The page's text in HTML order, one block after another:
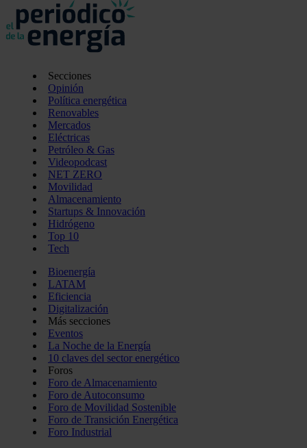
Secciones
Opinión
Política energética
Renovables
Mercados
Eléctricas
Petróleo & Gas
Videopodcast
NET ZERO
Movilidad
Almacenamiento
Startups & Innovación
Hidrógeno
Top 10
Tech
Bioenergía
LATAM
Eficiencia
Digitalización
Más secciones
Eventos
La Noche de la Energía
10 claves del sector energético
Foros
Foro de Almacenamiento
Foro de Autoconsumo
Foro de Movilidad Sostenible
Foro de Transición Energética
Foro Industrial